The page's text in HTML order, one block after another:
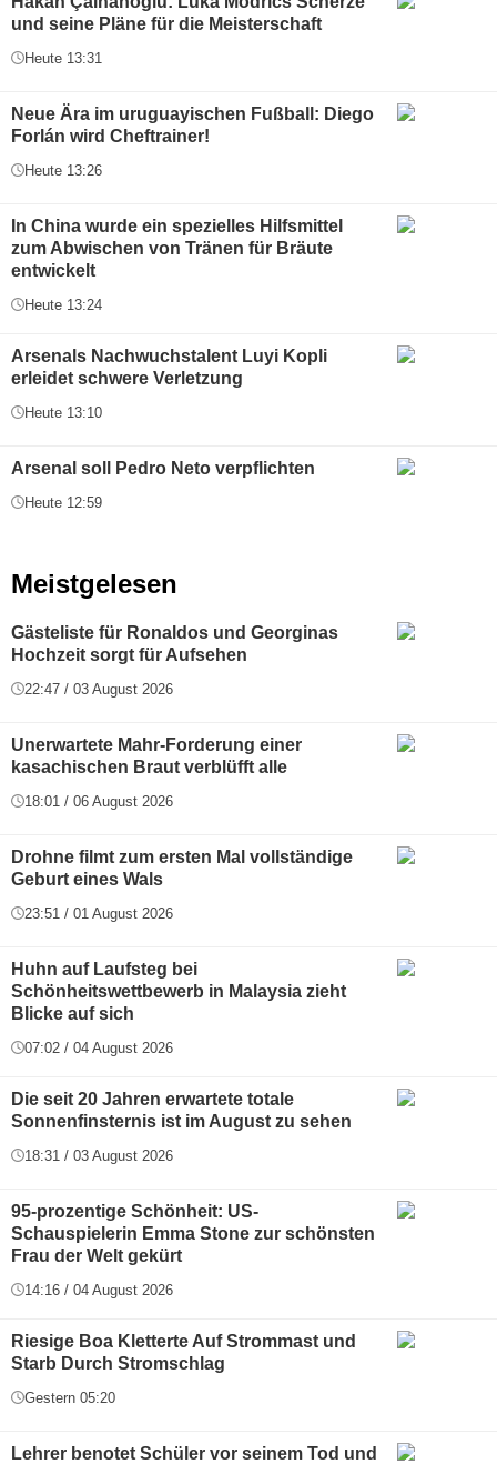
und seine Pläne für die Meisterschaft
Heute 13:31
Neue Ära im uruguayischen Fußball: Diego
Forlán wird Cheftrainer!
Heute 13:26
In China wurde ein spezielles Hilfsmittel
zum Abwischen von Tränen für Bräute
entwickelt
Heute 13:24
Arsenals Nachwuchstalent Luyi Kopli
erleidet schwere Verletzung
Heute 13:10
Arsenal soll Pedro Neto verpflichten
Heute 12:59
Meistgelesen
Gästeliste für Ronaldos und Georginas
Hochzeit sorgt für Aufsehen
22:47 / 03 August 2026
Unerwartete Mahr-Forderung einer
kasachischen Braut verblüfft alle
18:01 / 06 August 2026
Drohne filmt zum ersten Mal vollständige
Geburt eines Wals
23:51 / 01 August 2026
Huhn auf Laufsteg bei
Schönheitswettbewerb in Malaysia zieht
Blicke auf sich
07:02 / 04 August 2026
Die seit 20 Jahren erwartete totale
Sonnenfinsternis ist im August zu sehen
18:31 / 03 August 2026
95-prozentige Schönheit: US-
Schauspielerin Emma Stone zur schönsten
Frau der Welt gekürt
14:16 / 04 August 2026
Riesige Boa Kletterte Auf Strommast und
Starb Durch Stromschlag
Gestern 05:20
Lehrer benotet Schüler vor seinem Tod und